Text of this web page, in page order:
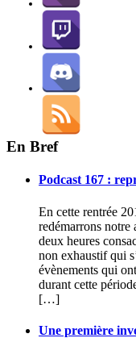
En Bref
Podcast 167 :
En cette rentrée
redémarrons notre
deux heures
non exhaustif qui
évènements qui
durant cette
[…]
Une première